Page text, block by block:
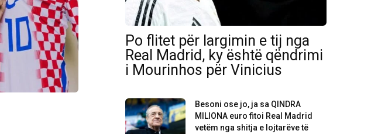
Po flitet për largimin e tij nga
Real Madrid, ky është qëndrimi
i Mourinhos për Vinicius
Besoni ose jo, ja sa QINDRA
MILIONA euro fitoi Real Madrid
vetëm nga shitja e lojtarëve të